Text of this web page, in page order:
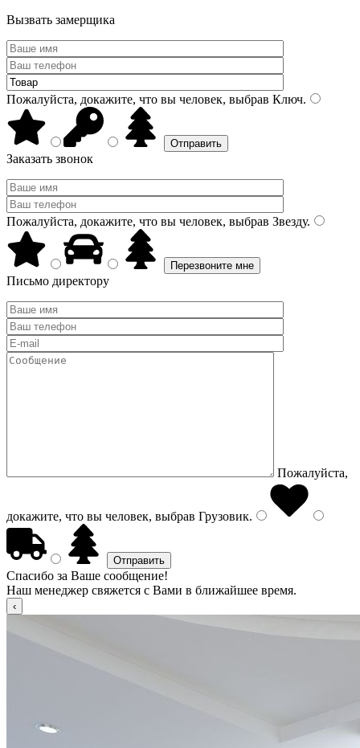
Вызвать замерщика
Пожалуйста, докажите, что вы человек, выбрав Ключ.
Заказать звонок
Пожалуйста, докажите, что вы человек, выбрав Звезду.
Письмо директору
Пожалуйста,
докажите, что вы человек, выбрав Грузовик.
Спасибо за Ваше сообщение!
Наш менеджер свяжется с Вами в ближайшее время.